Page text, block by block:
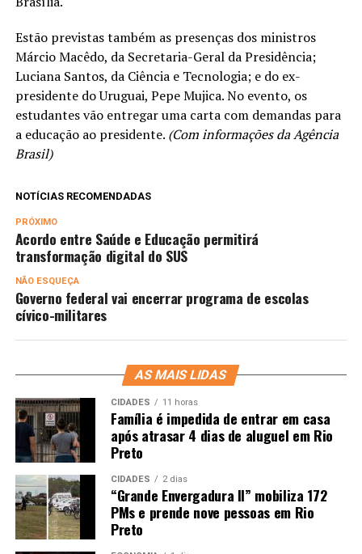
Estão previstas também as presenças dos ministros
Márcio Macêdo, da Secretaria-Geral da Presidência;
Luciana Santos, da Ciência e Tecnologia; e do ex-
presidente do Uruguai, Pepe Mujica. No evento, os
estudantes vão entregar uma carta com demandas para
a educação ao presidente. (Com informações da Agência
Brasil)
NOTÍCIAS RECOMENDADAS
PRÓXIMO
Acordo entre Saúde e Educação permitirá
transformação digital do SUS
NÃO ESQUEÇA
Governo federal vai encerrar programa de escolas
cívico-militares
AS MAIS LIDAS
CIDADES 11 horas
Família é impedida de entrar em casa
após atrasar 4 dias de aluguel em Rio
Preto
CIDADES 2 dias
“Grande Envergadura II” mobiliza 172
PMs e prende nove pessoas em Rio
Preto